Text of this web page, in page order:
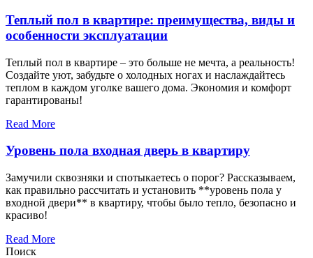
Теплый пол в квартире: преимущества, виды и
особенности эксплуатации
Теплый пол в квартире – это больше не мечта, а реальность!
Создайте уют, забудьте о холодных ногах и наслаждайтесь
теплом в каждом уголке вашего дома. Экономия и комфорт
гарантированы!
Read More
Уровень пола входная дверь в квартиру
Замучили сквозняки и спотыкаетесь о порог? Рассказываем,
как правильно рассчитать и установить **уровень пола у
входной двери** в квартиру, чтобы было тепло, безопасно и
красиво!
Read More
Поиск